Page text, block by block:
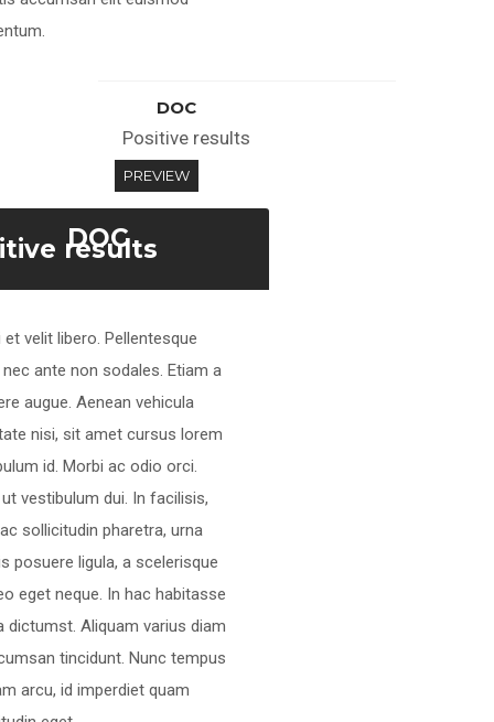
DOC
Positive results
PREVIEW
results
DOC
et velit libero. Pellentesque
ante non sodales. Etiam a
augue. Aenean vehicula
nisi, sit amet cursus lorem
id. Morbi ac odio orci.
vestibulum dui. In facilisis,
sollicitudin pharetra, urna
posuere ligula, a scelerisque
eget neque. In hac habitasse
dictumst. Aliquam varius diam
tincidunt. Nunc tempus
arcu, id imperdiet quam